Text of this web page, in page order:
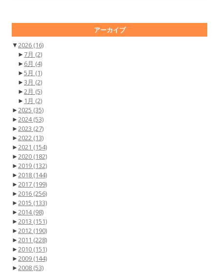
アーカイブ
▼2026 (16)
► 7月 (2)
► 6月 (4)
►5月 (1)
►3月 (2)
►2月 (5)
► 1月 (2)
►2025 (35)
►2024(53)
►2023 (27)
►2022 (13)
►2021 (154)
►2020 (182)
►2019 (132)
►2018 (144)
►2017 (199)
►2016 (256)
►2015 (133)
►2014(98)
►2013 (151)
►2012 (190)
►2011 (228)
►2010 (151)
►2009 (144)
►2008 (53)